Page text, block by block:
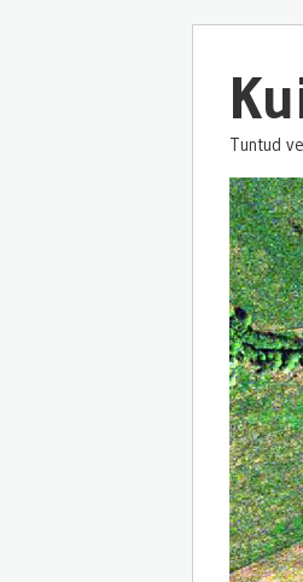
Tuntud